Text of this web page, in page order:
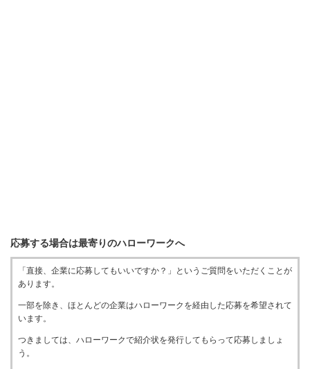
応募する場合は最寄りのハローワークへ
「直接、企業に応募してもいいですか？」というご質問をいただくことが
あります。
一部を除き、ほとんどの企業はハローワークを経由した応募を希望されて
います。
つきましては、ハローワークで紹介状を発行してもらって応募しましょ
う。